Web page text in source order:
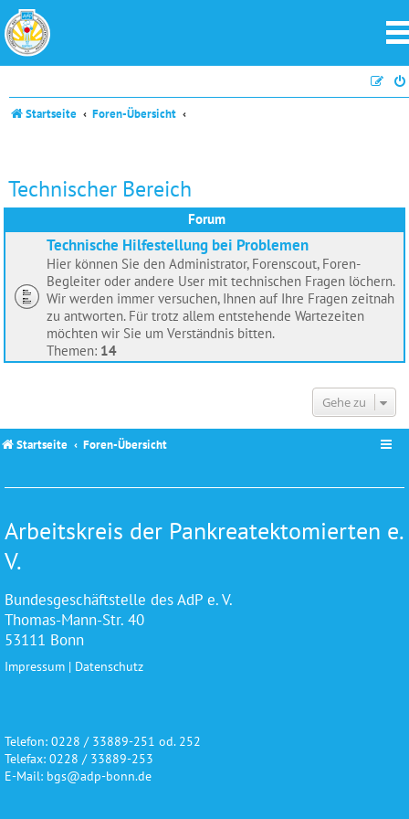
Startseite Foren-Übersicht
Technischer Bereich
Forum
Technische Hilfestellung bei Problemen
Hier können Sie den Administrator, Forenscout, Foren-
Begleiter oder andere User mit technischen Fragen löchern.
Wir werden immer versuchen, Ihnen auf Ihre Fragen zeitnah
zu antworten. Für trotz allem entstehende Wartezeiten
möchten wir Sie um Verständnis bitten.
Themen: 14
Gehe zu
Startseite Foren-Übersicht
Arbeitskreis der Pankreatektomierten e.
V.
Bundesgeschäftstelle des AdP e. V.
Thomas-Mann-Str. 40
53111 Bonn
Impressum | Datenschutz
Telefon: 0228 / 33889-251 od. 252
Telefax: 0228 / 33889-253
E-Mail: bgs@adp-bonn.de